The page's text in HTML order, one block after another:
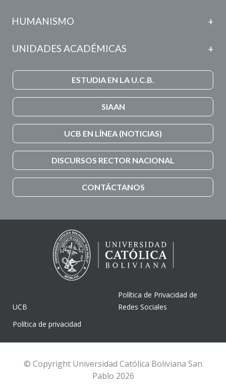
HUMANISMO
UNIDADES ACADÉMICAS
ESTUDIA EN LA U.C.B.
SIAAN
UCB EN LÍNEA (NOTICIAS)
DISCURSOS RECTOR NACIONAL
CONTÁCTANOS
UCB
Política de Privacidad de
Redes Sociales
Política de privacidad
© Copyright Universidad Católica Boliviana San
Pablo 2026